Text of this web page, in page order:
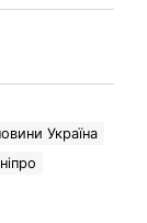
Україна